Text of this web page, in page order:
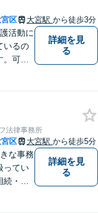
区 大宮駅 から徒歩3分
活動に
いるの
可能
の安
くして
詳細を見
る
法律事務所
区 大宮駅 から徒歩5分
な事務
ってい
・交
詳細を見
る